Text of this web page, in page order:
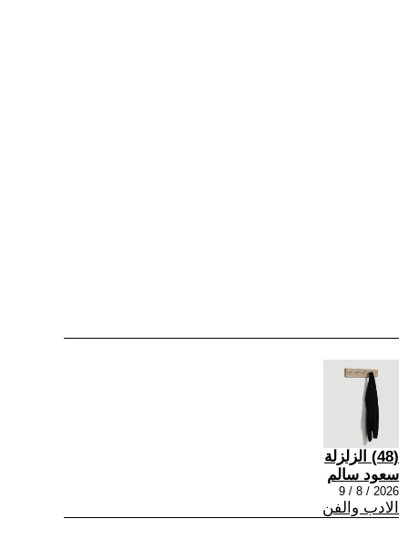
(48) الزلزلة
سعود سالم
2026 / 8 / 9
الادب والفن